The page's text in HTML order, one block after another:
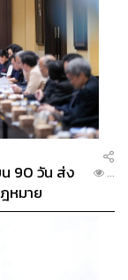
น 90 วัน ส่ง
หมาย
...